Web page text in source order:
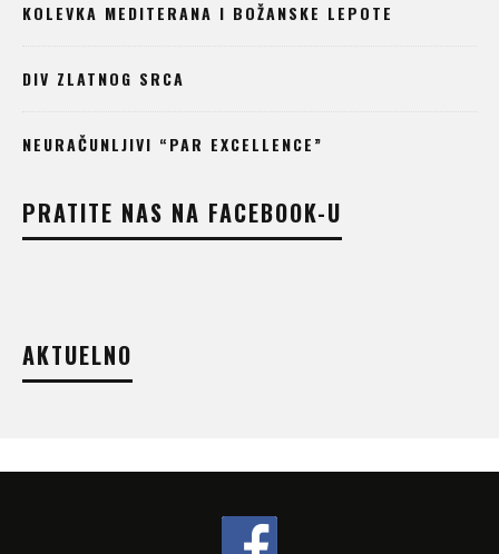
KOLEVKA MEDITERANA I BOŽANSKE LEPOTE
DIV ZLATNOG SRCA
NEURAČUNLJIVI “PAR EXCELLENCE”
PRATITE NAS NA FACEBOOK-U
AKTUELNO